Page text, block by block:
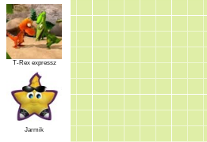
T-Rex expressz
Jarmik